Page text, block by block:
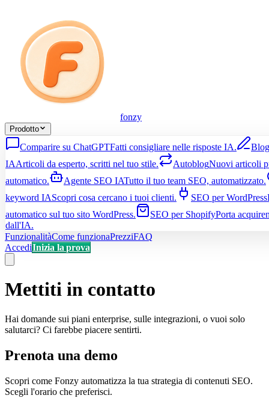
fonzy
Prodotto
Comparire su ChatGPTFatti consigliare nelle risposte IA.
IAArticoli da esperto, scritti nel tuo stile. AutoblogNuovi articoli
automatico.
Agente SEO IATutto il tuo team SEO, automatizzato.
keyword IAScopri cosa cercano i tuoi clienti. SEO per WordPress
automatico sul tuo sito WordPress.
SEO per ShopifyPorta
dall'IA.
FunzionalitàCome funzionaPrezziFAQ
AccediInizia la prova
Mettiti in contatto
Hai domande sui piani enterprise, sulle integrazioni, o vuoi solo
salutarci? Ci farebbe piacere sentirti.
Prenota una demo
Scopri come Fonzy automatizza la tua strategia di contenuti SEO.
Scegli l'orario che preferisci.